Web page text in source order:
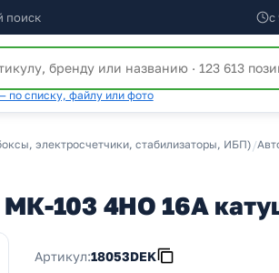
поиск с
по списку, файлу или фото
электросчетчики, стабилизаторы, ИБП) /
103 4НО 16А
Артикул:18053DEK